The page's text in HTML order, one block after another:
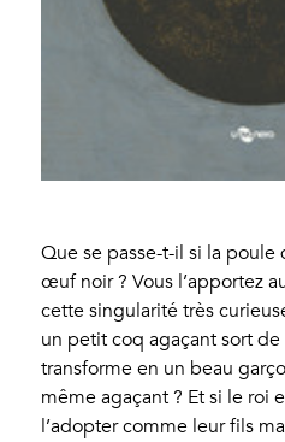
Que se passe-t-il si la poule
œuf noir ? Vous l’apportez
cette singularité très
un petit coq agaçant sort
transforme en un beau
même agaçant ? Et si le roi
l’adopter comme leur fils